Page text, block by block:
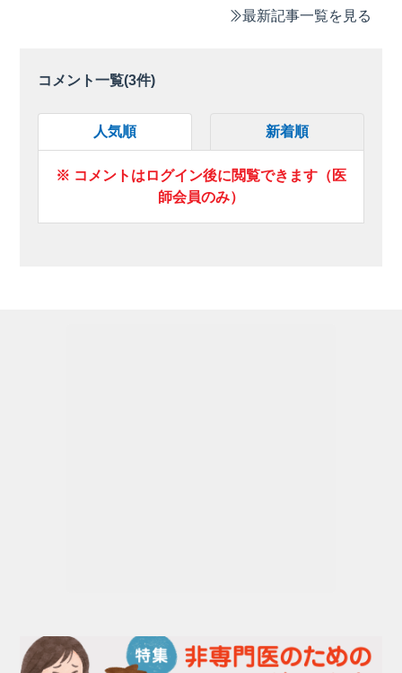
最新記事一覧を見る
コメント一覧(3件)
人気順 新着順
※ コメントはログイン後に閲覧できます（医
師会員のみ）